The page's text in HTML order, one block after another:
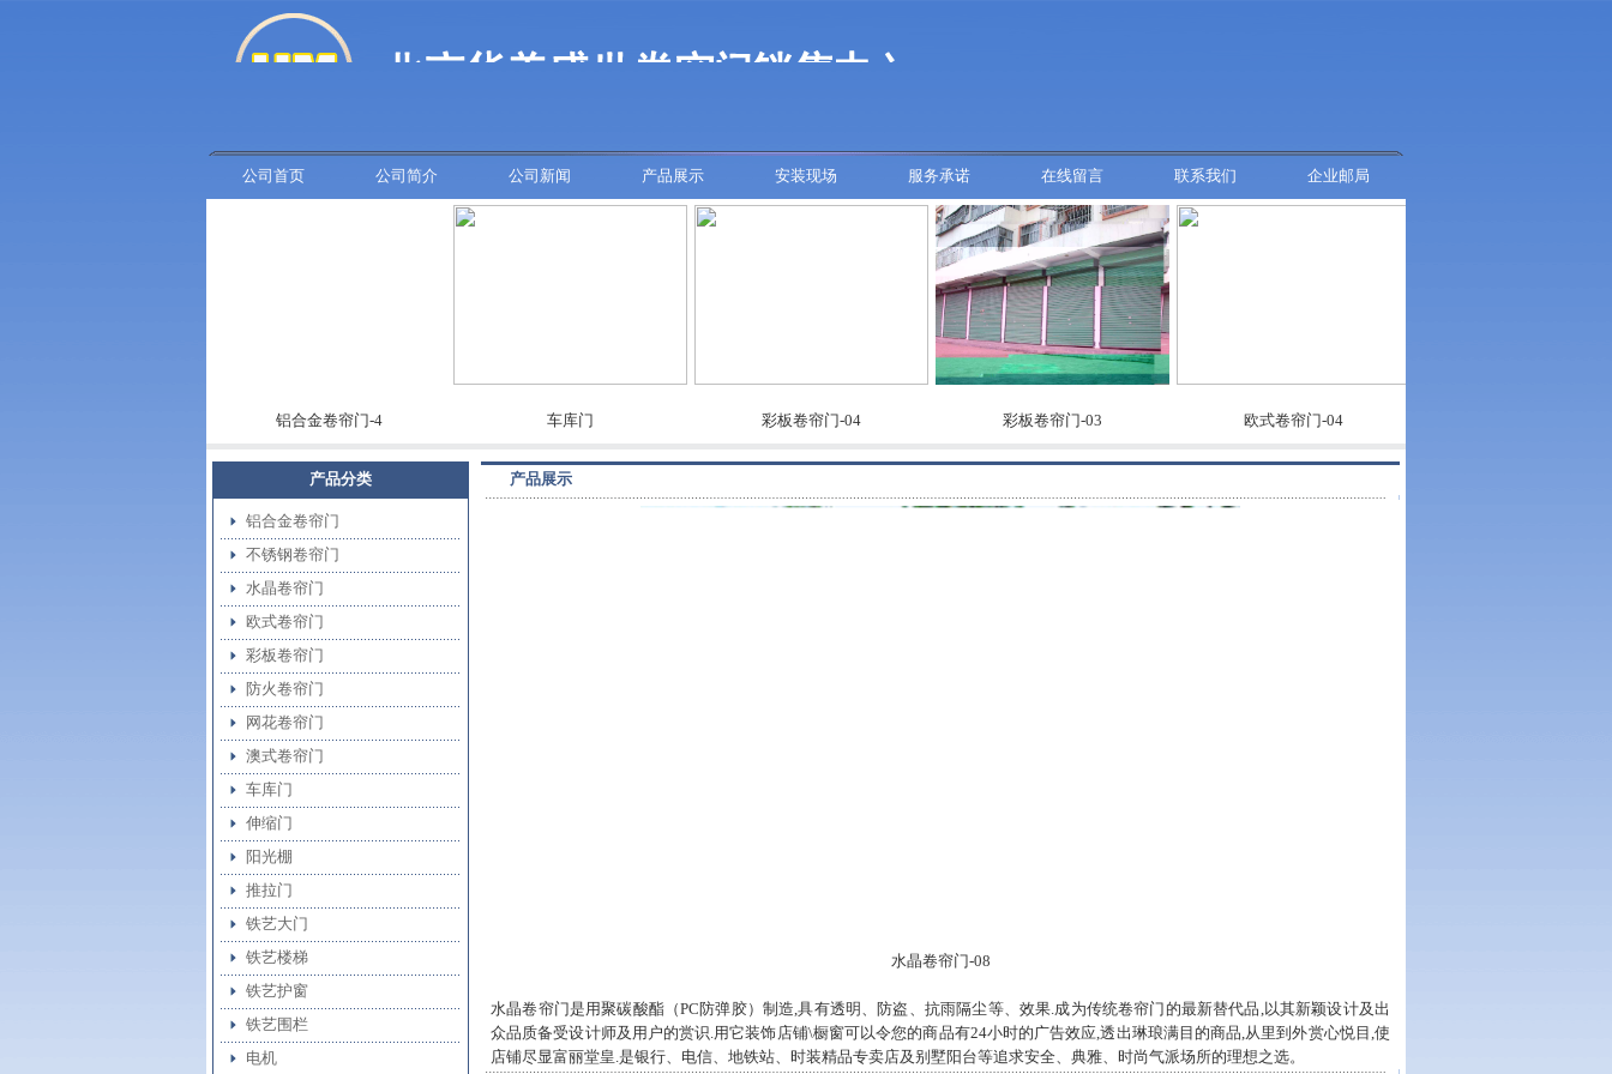
公司首页 公司简介 公司新闻 产品展示 安装现场 服务承诺 在线留言 联系我们 企业邮局
铝合金卷帘门-4 车库门 彩板卷帘门-04 彩板卷帘门-03 欧式卷帘门-04
产品分类
铝合金卷帘门
不锈钢卷帘门
水晶卷帘门
欧式卷帘门
彩板卷帘门
防火卷帘门
网花卷帘门
澳式卷帘门
车库门
伸缩门
阳光棚
推拉门
铁艺大门
铁艺楼梯
铁艺护窗
铁艺围栏
电机
产品展示
水晶卷帘门-08
水晶卷帘门是用聚碳酸酯（PC防弹胶）制造,具有透明、防盗、抗雨隔尘等、效果.成为传统卷帘门的最新替代品,以其新颖设计及出
众品质备受设计师及用户的赏识.用它装饰店铺\橱窗可以令您的商品有24小时的广告效应,透出琳琅满目的商品,从里到外赏心悦目,使
店铺尽显富丽堂皇.是银行、电信、地铁站、时装精品专卖店及别墅阳台等追求安全、典雅、时尚气派场所的理想之选。